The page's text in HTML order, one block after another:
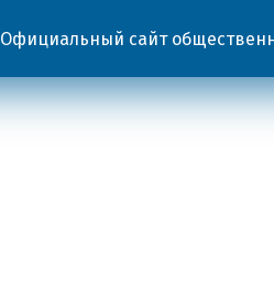
Официальный сайт